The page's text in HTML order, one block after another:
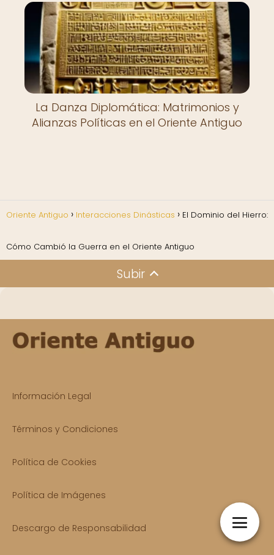
La Danza Diplomática: Matrimonios y
Alianzas Políticas en el Oriente Antiguo
Oriente Antiguo Interacciones Dinásticas El Dominio del Hierro:
Cómo Cambió la Guerra en el Oriente Antiguo
Subir
Información Legal
Términos y Condiciones
Política de Cookies
Política de Imágenes
Descargo de Responsabilidad